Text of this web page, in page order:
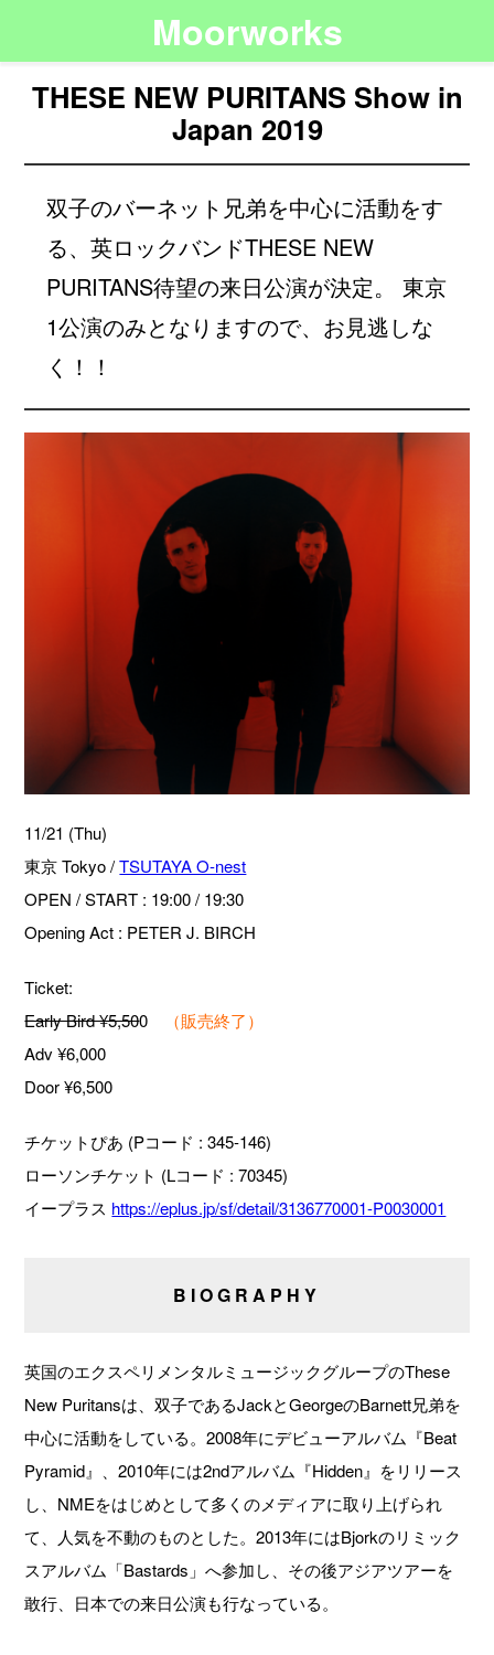
Moorworks
THESE NEW PURITANS Show in
Japan 2019
双子のバーネット兄弟を中心に活動をす
る、英ロックバンドTHESE NEW
PURITANS待望の来日公演が決定。 東京
1公演のみとなりますので、お見逃しな
く！！
11/21 (Thu)
東京 Tokyo /TSUTAYA O-nest
OPEN / START : 19:00 / 19:30
Opening Act : PETER J. BIRCH
Ticket:
Early Bird ¥5,500
（販売終了）
Adv ¥6,000
Door ¥6,500
チケットぴあ (Pコード : 345-146)
ローソンチケット (Lコード : 70345)
イープラス https://eplus.jp/sf/detail/3136770001-P0030001
BIOGRAPHY
英国のエクスペリメンタルミュージックグループのThese
New Puritansは、双子であるJackとGeorgeのBarnett兄弟を
中心に活動をしている。2008年にデビューアルバム『Beat
Pyramid』、2010年には2ndアルバム『Hidden』をリリース
し、NMEをはじめとして多くのメディアに取り上げられ
て、人気を不動のものとした。2013年にはBjorkのリミック
スアルバム「Bastards」へ参加し、その後アジアツアーを
敢行、日本での来日公演も行なっている。